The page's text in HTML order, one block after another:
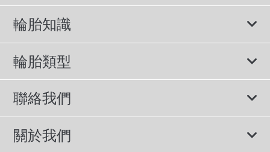
輪胎知識
輪胎說明書
輪胎標示與尺寸
輪胎類型
所有輪胎
休旅車專用胎
轎車用胎
聯絡我們
諮詢服務
關於我們